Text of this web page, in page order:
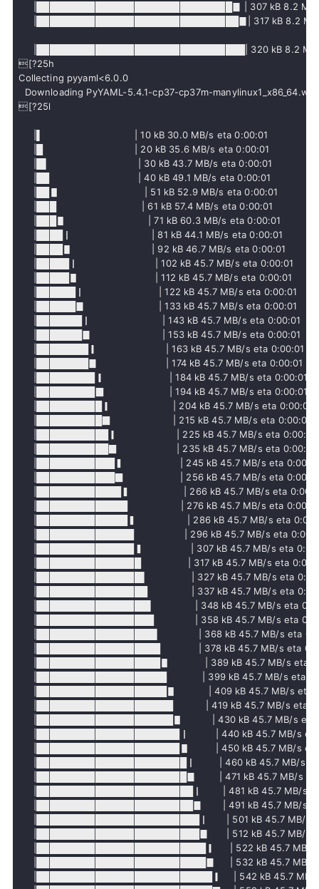
|██████████████████████████████▊ | 307 kB 8.2 MB/s
|███████████████████████████████▊| 317 kB 8.2 MB/s
|████████████████████████████████| 320 kB
[?25h
Collecting pyyaml<6.0.0
Downloading PyYAML-5.4.1-cp37-cp37m-manylinux1_x86_64.whl
[?25l
     |▌                               | 10 kB 30.0 MB/s eta 0:00:01
     |█                               | 20 kB 35.6 MB/s eta 0:00:01
     |█▌                              | 30 kB 43.7 MB/s eta 0:00:01
     |██                              | 40 kB 49.1 MB/s eta 0:00:01
     |██▋                             | 51 kB 52.9 MB/s eta 0:00:01
     |███                             | 61 kB 57.4 MB/s eta 0:00:01
     |███▋                            | 71 kB 60.3 MB/s eta 0:00:01
     |████▏                           | 81 kB 44.1 MB/s eta 0:00:01
     |████▋                           | 92 kB 46.7 MB/s eta 0:00:01
     |█████▏                          | 102 kB 45.7 MB/s eta 0:00:01
     |█████▋                          | 112 kB 45.7 MB/s eta 0:00:01
     |██████▏                         | 122 kB 45.7 MB/s eta 0:00:01
     |██████▊                         | 133 kB 45.7 MB/s eta 0:00:01
     |███████▏                        | 143 kB 45.7 MB/s eta 0:00:01
     |███████▊                        | 153 kB 45.7 MB/s eta 0:00:01
     |████████▎                       | 163 kB 45.7 MB/s eta 0:00:01
     |████████▊                       | 174 kB 45.7 MB/s eta 0:00:01
     |█████████▎                      | 184 kB 45.7 MB/s eta 0:00:01
     |█████████▉                      | 194 kB 45.7 MB/s eta 0:00:01
     |██████████▎                     | 204 kB 45.7 MB/s eta 0:00:01
     |██████████▉                     | 215 kB 45.7 MB/s eta 0:00:01
     |███████████▎                    | 225 kB 45.7 MB/s eta 0:00:01
     |███████████▉                    | 235 kB 45.7 MB/s eta 0:00:01
|████████████▍                   | 245 kB 45.7 MB/s eta
|████████████▉                   | 256 kB 45.7 MB/s eta
|█████████████▍                  | 266 kB 45.7 MB/s eta
|██████████████                  | 276 kB 45.7 MB/s eta
|██████████████▍                 | 286 kB 45.7 MB/s eta
|███████████████                 | 296 kB 45.7 MB/s eta
|███████████████▍                | 307 kB 45.7 MB/s eta
|████████████████                | 317 kB 45.7 MB/s eta
|████████████████▌               | 327 kB 45.7 MB/s eta
|█████████████████               | 337 kB 45.7 MB/s eta
|█████████████████▌              | 348 kB 45.7 MB/s eta
|██████████████████              | 358 kB 45.7 MB/s eta
|██████████████████▌             | 368 kB 45.7 MB/s eta
|███████████████████             | 378 kB 45.7 MB/s eta
|███████████████████▋            | 389 kB 45.7 MB/s eta
|████████████████████            | 399 kB 45.7 MB/s eta
|████████████████████▋           | 409 kB 45.7 MB/s eta
|█████████████████████           | 419 kB 45.7 MB/s eta
|█████████████████████▋          | 430 kB 45.7 MB/s eta
|██████████████████████▏         | 440 kB 45.7 MB/s eta
|██████████████████████▋         | 450 kB 45.7 MB/s eta
|███████████████████████▏        | 460 kB 45.7 MB/s
|███████████████████████▊        | 471 kB 45.7 MB/s
|████████████████████████▏       | 481 kB 45.7 MB/s
|████████████████████████▊       | 491 kB 45.7 MB/s
|█████████████████████████▏      | 501 kB 45.7 MB/s
|█████████████████████████▊      | 512 kB 45.7 MB/s
|██████████████████████████▎     | 522 kB 45.7 MB/s
|██████████████████████████▊     | 532 kB 45.7 MB/s
|███████████████████████████▎    | 542 kB 45.7 MB/s